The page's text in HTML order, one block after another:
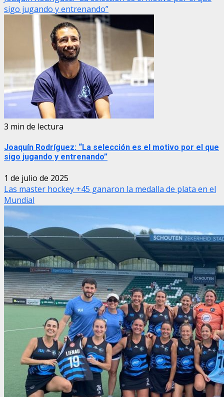
sigo jugando y entrenando”
3 min de lectura
Joaquín Rodríguez: “La selección es el motivo por el que
sigo jugando y entrenando”
1 de julio de 2025
Las master hockey +45 ganaron la medalla de plata en el
Mundial